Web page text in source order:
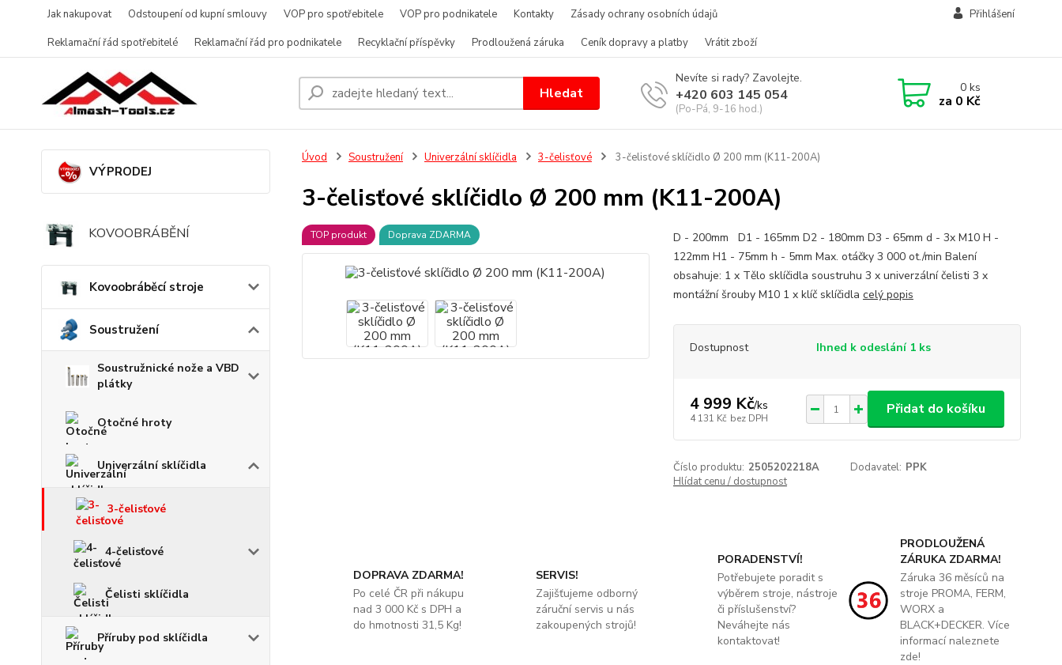
Jak nakupovat Odstoupení od kupní smlouvy VOP pro spotřebitele VOP pro podnikatele Kontakty
Zásady ochrany osobních údajů
Reklamační řád spotřebitelé
Reklamační řád pro podnikatele Recyklační příspěvky Prodloužená záruka Ceník dopravy a platby Vrátit zboží
Přihlášení
Hledat
Nevíte si rady? Zavolejte.
+420 603 145 054
(Po-Pá, 9-16 hod.)
0ks
za 0 Kč
VÝPRODEJ
KOVOOBRÁBĚNÍ
Kovoobráběcí stroje
Soustružení
Soustružnické nože a VBD
plátky
Otočné hroty
Univerzální sklíčidla
3-čelisťové
4-čelisťové
Čelisti sklíčidla
Příruby pod sklíčidla
Úvod Soustružení Univerzální sklíčidla 3-čelisťové 3-čelisťové sklíčidlo Ø 200 mm (K11-200A)
3-čelisťové sklíčidlo Ø 200 mm (K11-200A)
TOP produkt Doprava ZDARMA
D - 200mm D1 - 165mm D2 - 180mm D3 - 65mm d - 3x M10 H -
122mm H1 - 75mm h - 5mm Max. otáčky 3 000 ot./min Balení
obsahuje: 1 x Tělo sklíčidla soustruhu 3 x univerzální čelisti 3 x
montážní šrouby M10 1 x klíč sklíčidla celý popis
Dostupnost Ihned k odeslání 1 ks
4 999 Kč/ks
4 131 Kč bez DPH
Přidat do košíku
Číslo produktu: 2505202218A Dodavatel: PPK
Hlídat cenu / dostupnost
DOPRAVA ZDARMA!
Po celé ČR při nákupu
nad 3 000 Kč s DPH a
do hmotnosti 31,5 Kg!
SERVIS!
Zajišťujeme odborný
záruční servis u nás
zakoupených strojů!
PORADENSTVÍ!
Potřebujete poradit s
výběrem stroje, nástroje
či příslušenství?
Neváhejte nás
kontaktovat!
PRODLOUŽENÁ
ZÁRUKA ZDARMA!
Záruka 36 měsíců na
stroje PROMA, FERM,
WORX a
BLACK+DECKER. Více
informací naleznete
zde!